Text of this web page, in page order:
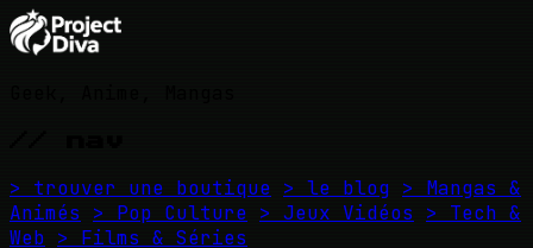
> trouver une boutique > le blog > Mangas &
Animés
> Pop Culture > Jeux Vidéos
> Tech &
Web > Films & Séries